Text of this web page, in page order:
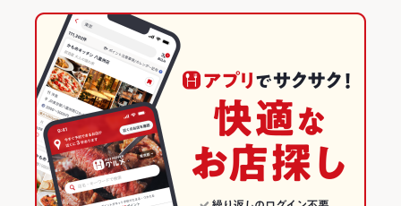
石垣島・宮古島・沖縄離島 × 和風
和食全般
石垣島・宮古島・沖縄離島 × 和食
石垣島・宮古島・沖縄離島 × 和食全般
石垣島 × 和風
石垣島 × 和食
石垣島 × 和食全般
沖縄 × 居酒屋
チャーハン 牛タン デザート
沖縄のグルメランキング
沖縄の居酒屋ランキング
石垣島・宮古島・沖縄離島のグルメランキング
石垣島・宮古島・沖縄離島の居酒屋ランキング
石垣島のグルメランキング